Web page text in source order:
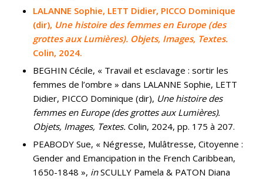
LALANNE Sophie, LETT Didier, PICCO Dominique
(dir), Une histoire des femmes en Europe (des
grottes aux Lumières). Objets, Images, Textes.
Colin, 2024.
BEGHIN Cécile, « Travail et esclavage : sortir les
femmes de l’ombre » dans LALANNE Sophie, LETT
Didier, PICCO Dominique (dir), Une histoire des
femmes en Europe (des grottes aux Lumières).
Objets, Images, Textes. Colin, 2024, pp. 175 à 207.
PEABODY Sue, « Négresse, Mulâtresse, Citoyenne :
Gender and Emancipation in the French Caribbean,
1650-1848 », inSCULLY Pamela & PATON Diana